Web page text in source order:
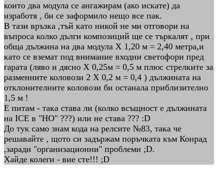
които два модула се ангажирам (ако искате) да
изработя , би се заформило нещо все пак.
В тази връзка ,тъй като никой не ми отговори на
въпроса колко дълги композиций ще се търкалят , при
обща дължина на два модула Х 1,20 м = 2,40 метра,и
като се вземат под внимание входни светофори пред
гарата (ляво и дясно Х 0,25м = 0,5 м плюс стрелките за
разменните коловози 2 Х 0,2 м = 0,4 ) дължината на
отклонителните коловози би останала приблизително
1,5 м !
Е питам - така става ли (колко всъщност е дължината
на ICE в "НО" ???) или не става ??? :D
До тук само знам кода на релсите №83, така че
решавайте , щото си задържам поръчката към Конрад
,заради "организационни" проблеми ;D.
Хайде колеги - вие сте!!! ;D